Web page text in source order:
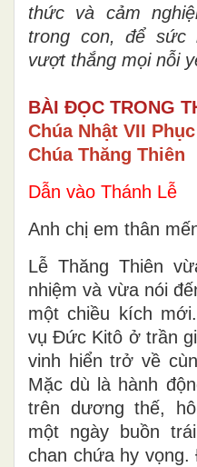
thức và cảm nghiệ
trong con,đểsức
vượt thắng mọi nỗi y
BÀI ĐỌC TRONG
Chúa Nhật VII
Chúa Thăng Thiên
Dẫn vào Thánh Lễ
Anh chị em thân
Lễ Thăng Thiên
nhiệm và vừa nói
một chiều kích
vụ Đức Kitô ở trần
vinh hiển trở về
Mặc dù là hành
trên dương thế,
một ngày buồn
chan chứa hy